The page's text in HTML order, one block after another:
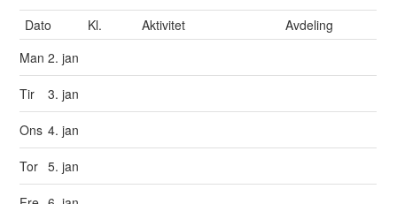
Dato Kl. Aktivitet
Avdeling
Man2. jan
Tir 3. jan
Ons 4. jan
Tor 5. jan